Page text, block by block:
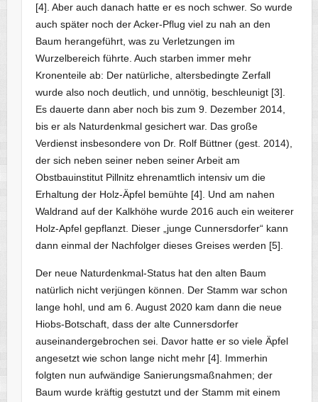
[4]. Aber auch danach hatte er es noch schwer. So wurde
auch später noch der Acker-Pflug viel zu nah an den
Baum herangeführt, was zu Verletzungen im
Wurzelbereich führte. Auch starben immer mehr
Kronenteile ab: Der natürliche, altersbedingte Zerfall
wurde also noch deutlich, und unnötig, beschleunigt [3].
Es dauerte dann aber noch bis zum 9. Dezember 2014,
bis er als Naturdenkmal gesichert war. Das große
Verdienst insbesondere von Dr. Rolf Büttner (gest. 2014),
der sich neben seiner neben seiner Arbeit am
Obstbauinstitut Pillnitz ehrenamtlich intensiv um die
Erhaltung der Holz-Äpfel bemühte [4]. Und am nahen
Waldrand auf der Kalkhöhe wurde 2016 auch ein weiterer
Holz-Apfel gepflanzt. Dieser „junge Cunnersdorfer“ kann
dann einmal der Nachfolger dieses Greises werden [5].
Der neue Naturdenkmal-Status hat den alten Baum
natürlich nicht verjüngen können. Der Stamm war schon
lange hohl, und am 6. August 2020 kam dann die neue
Hiobs-Botschaft, dass der alte Cunnersdorfer
auseinandergebrochen sei. Davor hatte er so viele Äpfel
angesetzt wie schon lange nicht mehr [4]. Immerhin
folgten nun aufwändige Sanierungsmaßnahmen; der
Baum wurde kräftig gestutzt und der Stamm mit einem